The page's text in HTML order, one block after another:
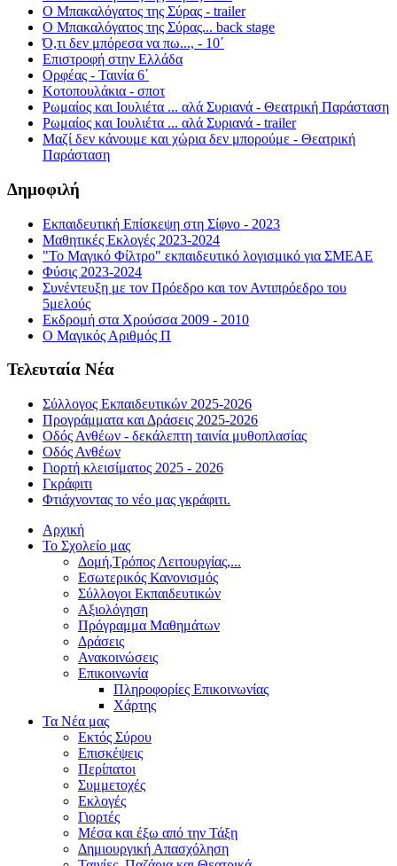
Ο Μπακαλόγατος της Σύρας - trailer
Ο Μπακαλόγατος της Σύρας... back stage
Ό,τι δεν μπόρεσα να πω..., - 10΄
Επιστροφή στην Ελλάδα
Ορφέας - Ταινία 6΄
Κοτοπουλάκια - σποτ
Ρωμαίος και Ιουλιέτα ... αλά Συριανά - Θεατρική Παράσταση
Ρωμαίος και Ιουλιέτα ... αλά Συριανά - trailer
Μαζί δεν κάνουμε και χώρια δεν μπορούμε - Θεατρική
Παράσταση
Δημοφιλή
Εκπαιδευτική Επίσκεψη στη Σίφνο - 2023
Μαθητικές Εκλογές 2023-2024
"Το Μαγικό Φίλτρο" εκπαιδευτικό λογισμικό για ΣΜΕΑΕ
Φύσις 2023-2024
Συνέντευξη με τον Πρόεδρο και τον Αντιπρόεδρο του
5μελούς
Εκδρομή στα Χρούσσα 2009 - 2010
Ο Μαγικός Αριθμός Π
Τελευταία Νέα
Σύλλογος Εκπαιδευτικών 2025-2026
Προγράμματα και Δράσεις 2025-2026
Οδός Ανθέων - δεκάλεπτη ταινία μυθοπλασίας
Οδός Ανθέων
Γιορτή κλεισίματος 2025 - 2026
Γκράφιτι
Φτιάχνοντας το νέο μας γκράφιτι.
Αρχική
Το Σχολείο μας
Δομή,Τρόπος Λειτουργίας,...
Εσωτερικός Κανονισμός
Σύλλογοι Εκπαιδευτικών
Αξιολόγηση
Πρόγραμμα Μαθημάτων
Δράσεις
Ανακοινώσεις
Επικοινωνία
Πληροφορίες Επικοινωνίας
Χάρτης
Τα Νέα μας
Εκτός Σύρου
Επισκέψεις
Περίπατοι
Συμμετοχές
Εκλογές
Γιορτές
Μέσα και έξω από την Τάξη
Δημιουργική Απασχόληση